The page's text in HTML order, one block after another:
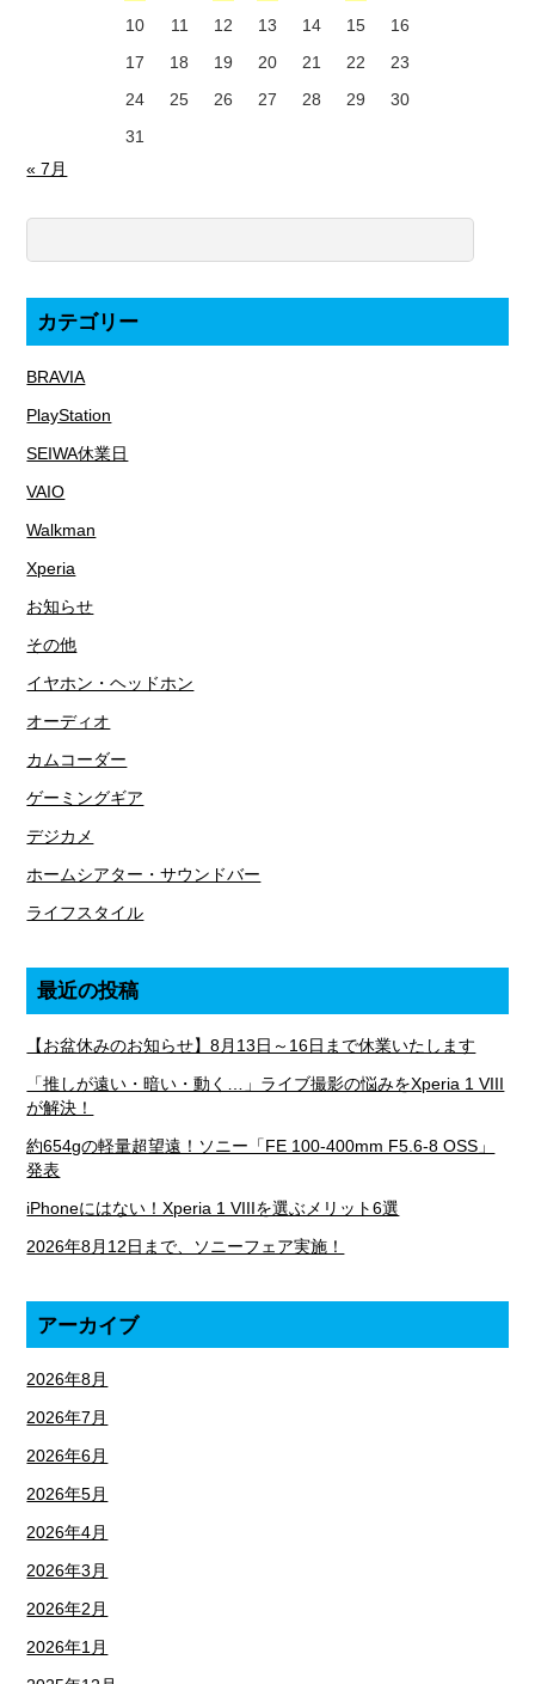
10
11 12 13 14 15
16
17
18 19 20 21 22
23
24
25 26 27 28 29
30
31
« 7月
カテゴリー
BRAVIA
PlayStation
SEIWA休業日
VAIO
Walkman
Xperia
お知らせ
その他
イヤホン・ヘッドホン
オーディオ
カムコーダー
ゲーミングギア
デジカメ
ホームシアター・サウンドバー
ライフスタイル
最近の投稿
【お盆休みのお知らせ】8月13日～16日まで休業いたします
「推しが遠い・暗い・動く…」ライブ撮影の悩みをXperia 1 VIII
が解決！
約654gの軽量超望遠！ソニー「FE 100-400mm F5.6-8 OSS」
発表
iPhoneにはない！Xperia 1 VIIIを選ぶメリット6選
2026年8月12日まで、ソニーフェア実施！
アーカイブ
2026年8月
2026年7月
2026年6月
2026年5月
2026年4月
2026年3月
2026年2月
2026年1月